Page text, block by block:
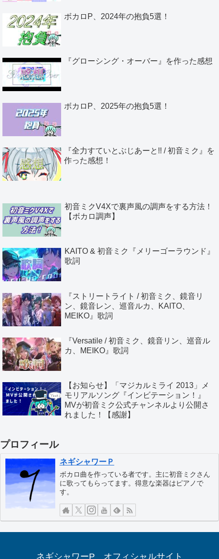
ボカロP、2024年の抱負5選！
『グローシング・オーバー』を作った感想
ボカロP、2025年の抱負5選！
『全力すていとぶじあーと!! / 初音ミク』を
作った感想！
初音ミクV4Xで裏声風の調声をする方法！
【ボカロ調声】
KAITO & 初音ミク『メリーゴーラウンド』
歌詞
『ストリートライト / 初音ミク、鏡音リ
ン、鏡音レン、巡音ルカ、KAITO、
MEIKO』歌詞
『Versatile / 初音ミク、鏡音リン、巡音ル
カ、MEIKO』歌詞
【お知らせ】「マジカルミライ 2013」メ
モリアルソング『インビテーション！』
MVが初音ミク公式チャンネルより公開さ
れました！【感謝】
プロフィール
ネギシャワーＰ
ボカロ曲を作っている者です。主に初音ミクさん
に歌ってもらってます。得意な楽器はピアノで
す。
ネギシャワーP オフィシャルサイト